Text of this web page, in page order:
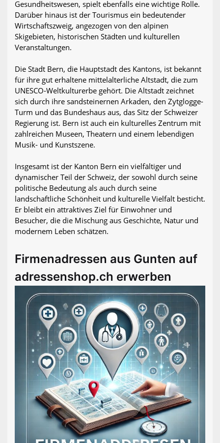
Gesundheitswesen, spielt ebenfalls eine wichtige Rolle.
Darüber hinaus ist der Tourismus ein bedeutender
Wirtschaftszweig, angezogen von den alpinen
Skigebieten, historischen Städten und kulturellen
Veranstaltungen.
Die Stadt Bern, die Hauptstadt des Kantons, ist bekannt
für ihre gut erhaltene mittelalterliche Altstadt, die zum
UNESCO-Weltkulturerbe gehört. Die Altstadt zeichnet
sich durch ihre sandsteinernen Arkaden, den Zytglogge-
Turm und das Bundeshaus aus, das Sitz der Schweizer
Regierung ist. Bern ist auch ein kulturelles Zentrum mit
zahlreichen Museen, Theatern und einem lebendigen
Musik- und Kunstszene.
Insgesamt ist der Kanton Bern ein vielfältiger und
dynamischer Teil der Schweiz, der sowohl durch seine
politische Bedeutung als auch durch seine
landschaftliche Schönheit und kulturelle Vielfalt besticht.
Er bleibt ein attraktives Ziel für Einwohner und
Besucher, die die Mischung aus Geschichte, Natur und
modernem Leben schätzen.
Firmenadressen aus Gunten auf
adressenshop.ch erwerben